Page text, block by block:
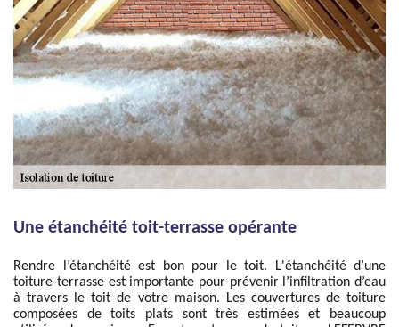
Une étanchéité toit-terrasse opérante
Rendre l’étanchéité est bon pour le toit. L'étanchéité d’une
toiture-terrasse est importante pour prévenir l’infiltration d’eau
à travers le toit de votre maison. Les couvertures de toiture
composées de toits plats sont très estimées et beaucoup